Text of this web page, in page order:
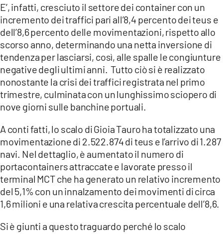
ILREGGINO.IT
COSENZACHANNEL.IT
ILVIBONESE.IT
CATANZAROCHANNEL.IT
LACAPITALENEWS.IT
App
ANDROID
APPLE
E’, infatti, cresciuto il settore dei container con un
incremento dei traffici pari all’8,4 percento dei teus e
dell’8,6 percento delle movimentazioni, rispetto allo
scorso anno, determinando una netta inversione di
tendenza per lasciarsi, così, alle spalle le congiunture
negative degli ultimi anni. Tutto ciò si è realizzato
nonostante la crisi dei traffici registrata nel primo
trimestre, culminata con un lunghissimo sciopero di
nove giorni sulle banchine portuali.
A conti fatti, lo scalo di Gioia Tauro ha totalizzato una
movimentazione di 2.522.874 di teus e l’arrivo di 1.287
navi. Nel dettaglio, è aumentato il numero di
portacontainers attraccate e lavorate presso il
terminal MCT che ha generato un relativo incremento
del 5,1% con un innalzamento dei movimenti di circa
1,6 milioni e una relativa crescita percentuale dell’8,6.
Si è giunti a questo traguardo perché lo scalo